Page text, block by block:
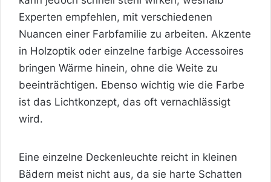
Experten empfehlen, mit verschiedenen
Nuancen einer Farbfamilie zu arbeiten. Akzente
in Holzoptik oder einzelne farbige Accessoires
bringen Wärme hinein, ohne die Weite zu
beeinträchtigen. Ebenso wichtig wie die Farbe
ist das Lichtkonzept, das oft vernachlässigt
wird.
Eine einzelne Deckenleuchte reicht in kleinen
Bädern meist nicht aus, da sie harte Schatten